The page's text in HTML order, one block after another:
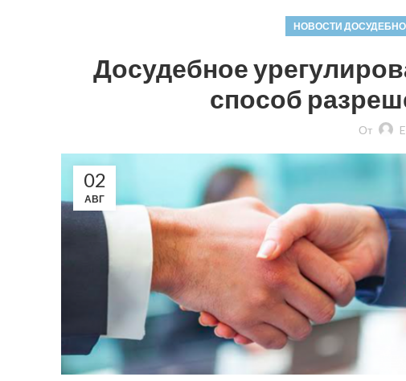
НОВОСТИ
Досудебное
способ
От
02
АВГ